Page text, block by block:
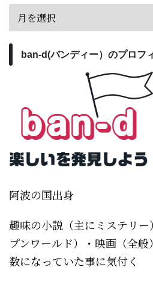
ban-d(バンディー）のプロフ
阿波の国出身
趣味の小説（主にミステリ
プンワールド）・映画（全
数になっていた事に気付く